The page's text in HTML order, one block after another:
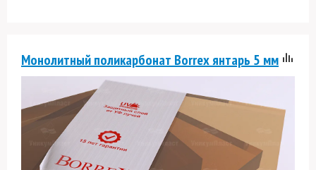
Монолитный поликарбонат Borrex янтарь 5 мм